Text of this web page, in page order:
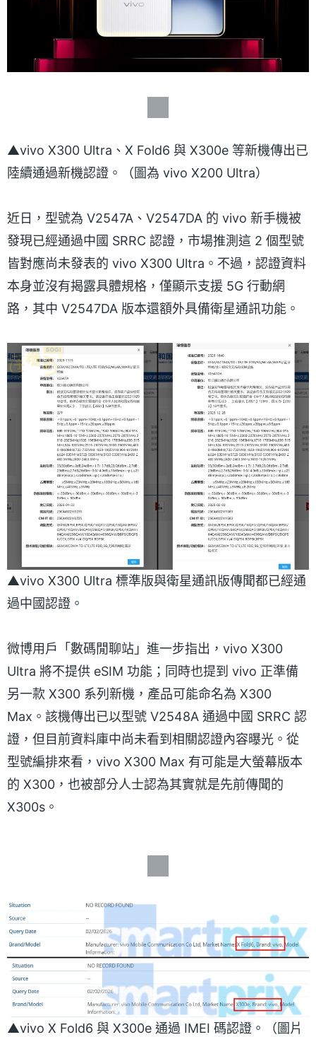
▲vivo X300 Ultra、X Fold6 與 X300e 等新機傳出已
陸續通過新機認證。（圖為 vivo X200 Ultra）
近日，型號為 V2547A、V2547DA 的 vivo 新手機被
發現已經通過中國 SRRC 認證，市場推測這 2 個型號
皆對應尚未發表的 vivo X300 Ultra。不過，認證資料
本身並沒有揭露具體規格，僅顯示支援 5G 行動網
路，其中 V2547DA 版本還額外具備衛星通訊功能。
▲vivo X300 Ultra 標準版與衛星通訊版傳聞都已經通
過中國認證。
微博用戶「數碼閒聊站」進一步指出，vivo X300
Ultra 將不提供 eSIM 功能；同時也提到 vivo 正準備
另一款 X300 系列新機，產品可能命名為 X300
Max。該機傳出已以型號 V2548A 通過中國 SRRC 認
證，但目前資料庫中尚未看到相關認證內容曝光。從
型號編排來看，vivo X300 Max 有可能是大螢幕版本
的 X300，也被部分人士認為其實就是先前傳聞的
X300s。
▲vivo X Fold6 與 X300e 通過 IMEI 碼認證。（圖片